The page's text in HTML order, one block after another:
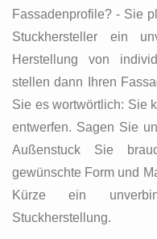
Fassadenprofile? - Sie
Stuckhersteller ein
Herstellung von
stellen dann Ihren
Sie es wortwörtlich: Sie
entwerfen. Sagen Sie
Außenstuck Sie
gewünschte Form und
Kürze ein
Stuckherstellung.